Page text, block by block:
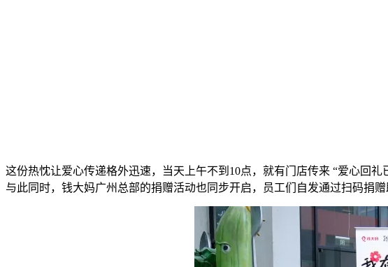
这份热忱让爱心传递格外迅速，当天上午不到10点，就有门店传来 “爱心回
与此同时，钱大妈广州总部的捐赠活动也同步开启，员工们自发通过扫码捐